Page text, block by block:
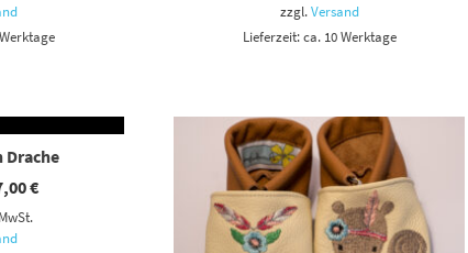
zzgl.Versand
Lieferzeit: ca. 10 Werktage
Drache
€Preisspanne:
Dieses Produkt weist mehrere Varianten auf. Die Optionen können auf der Produktseite gewählt werden